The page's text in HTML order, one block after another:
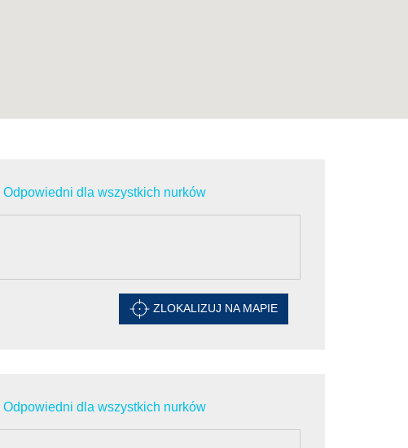
Odpowiedni dla wszystkich nurków
ZLOKALIZUJ NA MAPIE
Odpowiedni dla wszystkich nurków